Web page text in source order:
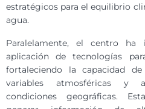
estratégicos para el equilibrio
agua.
Paralelamente, el centro
aplicación de tecnologías
fortaleciendo la capacidad
variables atmosféricas y
condiciones geográficas.